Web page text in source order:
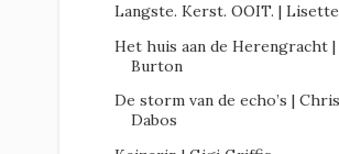
Langste. Kerst. OOIT. |
Het huis aan de Herengracht |
Burton
De storm van de echo’s |
Dabos